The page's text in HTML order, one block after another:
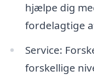
hjælpe dig
fordelagtige
Service:
forskellige